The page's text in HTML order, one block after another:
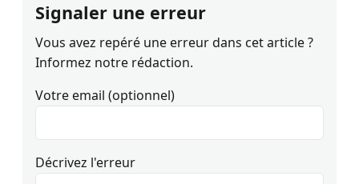
Signaler une erreur
Vous avez repéré une erreur dans cet article ?
Informez notre rédaction.
Votre email (optionnel)
Décrivez l'erreur